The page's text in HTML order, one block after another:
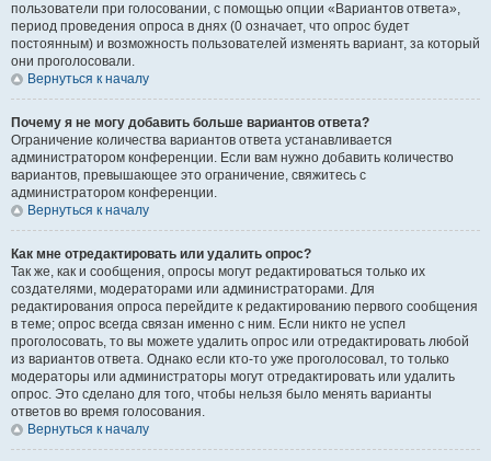
пользователи при голосовании, с помощью опции «Вариантов ответа»,
период проведения опроса в днях (0 означает, что опрос будет
постоянным) и возможность пользователей изменять вариант, за который
они проголосовали.
Вернуться к началу
Почему я не могу добавить больше вариантов ответа?
Ограничение количества вариантов ответа устанавливается
администратором конференции. Если вам нужно добавить количество
вариантов, превышающее это ограничение, свяжитесь с
администратором конференции.
Вернуться к началу
Как мне отредактировать или удалить опрос?
Так же, как и сообщения, опросы могут редактироваться только их
создателями, модераторами или администраторами. Для
редактирования опроса перейдите к редактированию первого сообщения
в теме; опрос всегда связан именно с ним. Если никто не успел
проголосовать, то вы можете удалить опрос или отредактировать любой
из вариантов ответа. Однако если кто-то уже проголосовал, то только
модераторы или администраторы могут отредактировать или удалить
опрос. Это сделано для того, чтобы нельзя было менять варианты
ответов во время голосования.
Вернуться к началу